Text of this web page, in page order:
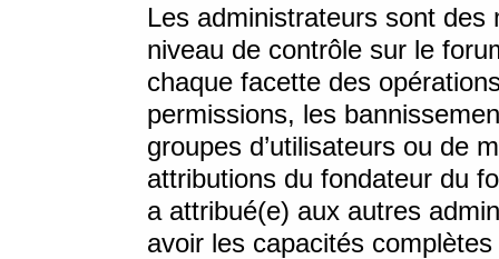
Les administrateurs sont
niveau de contrôle sur le
chaque facette des
permissions, les
groupes d’utilisateurs ou de
attributions du fondateur du
a attribué(e) aux autres
avoir les capacités